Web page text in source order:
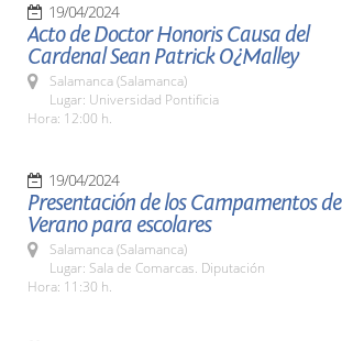
19/04/2024
Acto de Doctor Honoris Causa del
Cardenal Sean Patrick O¿Malley
Salamanca (Salamanca)
Lugar: Universidad Pontificia
Hora: 12:00 h.
19/04/2024
Presentación de los Campamentos de
Verano para escolares
Salamanca (Salamanca)
Lugar: Sala de Comarcas. Diputación
Hora: 11:30 h.